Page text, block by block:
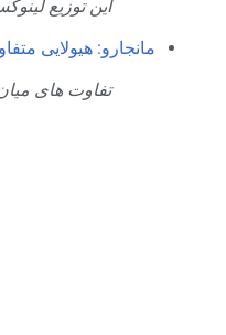
این توزیع
مانجارو: هیولایی
تفاوت های